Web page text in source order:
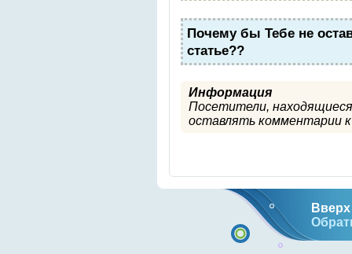
Почему бы Тебе не
статье??
Информация
Посетители,
оставлять комментарии к
Вверх